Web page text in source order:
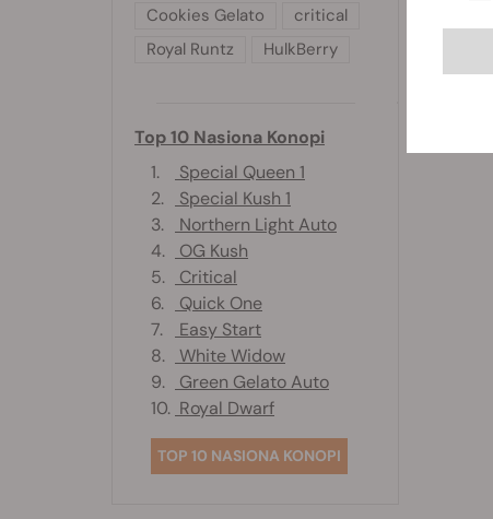
Cookies Gelato
critical
Royal Runtz
HulkBerry
Top 10 Nasiona Konopi
1.
Special Queen 1
2.
Special Kush 1
3.
Northern Light Auto
4.
OG Kush
5.
Critical
6.
Quick One
7.
Easy Start
8.
White Widow
9.
Green Gelato Auto
10. Royal Dwarf
TOP 10 NASIONA KONOPI